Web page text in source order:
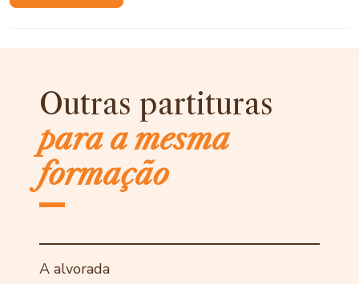
Outras partituras
para a mesma
formação
A alvorada